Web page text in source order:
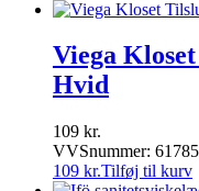
Viega
Hvid
109 kr.
VVSnummer:
109 kr.Tilføj til kurv